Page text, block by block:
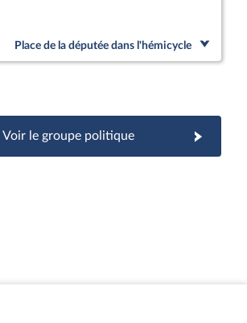
Place de la députée dans l'hémicycle
Voir le groupe politique